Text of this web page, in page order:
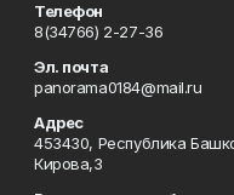
Телефон
8(34766) 2-27-36
Эл. почта
panorama0184@mail.ru
Адрес
453430, Республика
Кирова,3